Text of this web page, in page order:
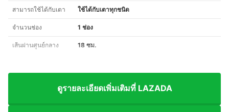
สามารถใช้ได้กับเตา ใช้ได้กับเตาทุกชนิด
จำนวนช่อง 1 ช่อง
เส้นผ่านศูนย์กลาง 18 ซม.
ดูรายละเอียดเพิ่มเติมที่ LAZADA